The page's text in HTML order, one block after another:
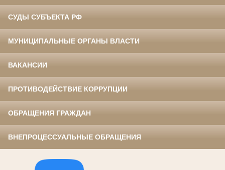
СУДЫ СУБЪЕКТА РФ
МУНИЦИПАЛЬНЫЕ ОРГАНЫ ВЛАСТИ
ВАКАНСИИ
ПРОТИВОДЕЙСТВИЕ КОРРУПЦИИ
ОБРАЩЕНИЯ ГРАЖДАН
ВНЕПРОЦЕССУАЛЬНЫЕ ОБРАЩЕНИЯ